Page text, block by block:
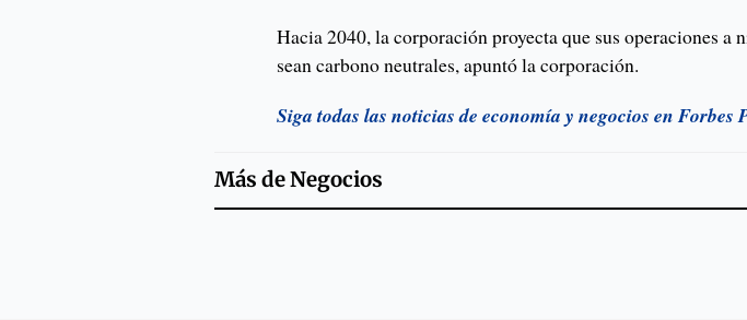
Hacia 2040, la corporación proyecta que sus operaciones a
sean carbono neutrales, apuntó la corporación.
Siga todas las noticias de economía y negocios en Forbes
Más deNegocios